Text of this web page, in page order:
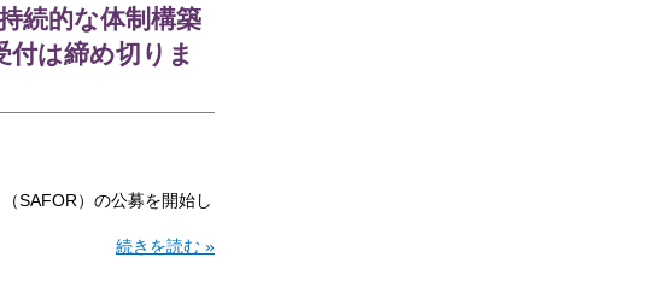
続的な体制構築
付は締め切りま
SAFOR）の公募を開始し
続きを読む »